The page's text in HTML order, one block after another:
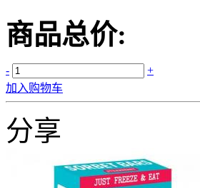
商品总价:
-
+
加入购物车
分享